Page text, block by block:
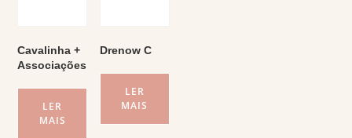
Cavalinha +
Associações
LER
MAIS
Drenow C
LER
MAIS